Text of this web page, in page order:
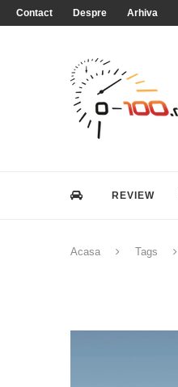
Contact Despre Arhiva
REVIEW
Acasa Tags